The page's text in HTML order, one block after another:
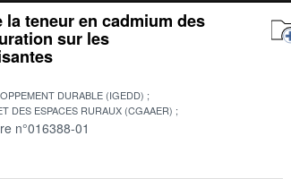
teneur en cadmium des
sur les
DURABLE (IGEDD)
DES ESPACES RURAUX (CGAAER)
n°016388-01